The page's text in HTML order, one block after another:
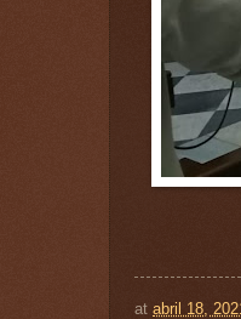
at abril 18,